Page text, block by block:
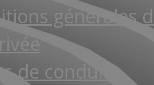
générales
de conduite